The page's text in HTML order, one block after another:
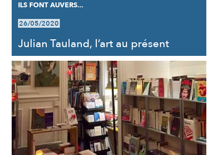
ILS FONT AUVERS...
26/05/2020
Julian Tauland, l’art au présent